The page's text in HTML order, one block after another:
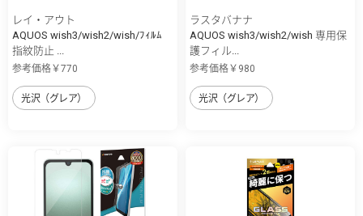
レイ・アウト
AQUOS wish3/wish2/wish/ﾌｨﾙﾑ
指紋防止 ...
参考価格￥770
光沢（グレア）
ラスタバナナ
AQUOS wish3/wish2/wish 専用保
護フィル...
参考価格￥980
光沢（グレア）